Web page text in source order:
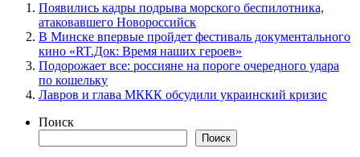
Появились кадры подрыва морского беспилотника,
атаковавшего Новороссийск
В Минске впервые пройдет фестиваль документального
кино «RT.Док: Время наших героев»
Подорожает все: россияне на пороге очередного удара
по кошельку
Лавров и глава МККК обсудили украинский кризис
Поиск
Поиск